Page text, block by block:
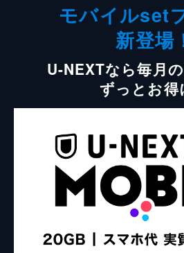
モバイルset
新登場
U-NEXTなら毎月
ずっとお得